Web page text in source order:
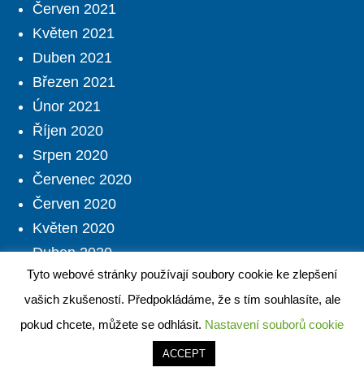
Červen 2021
Květen 2021
Duben 2021
Březen 2021
Únor 2021
Říjen 2020
Srpen 2020
Červenec 2020
Červen 2020
Květen 2020
Duben 2020
Březen 2020
Sociální
Tyto webové stránky používají soubory cookie ke zlepšení
vašich zkušeností. Předpokládáme, že s tím souhlasíte, ale
pokud chcete, můžete se odhlásit. Nastavení souborů cookie
ACCEPT